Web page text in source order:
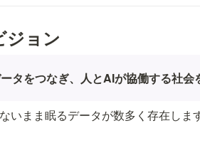
ジョン
タをつなぎ、人とAIが協働する社会
いまま眠るデータが数多く存在します